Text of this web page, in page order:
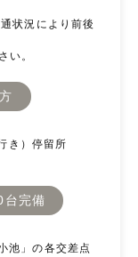
状況により前後
い。
き）停留所
台完備
池」の各交差点